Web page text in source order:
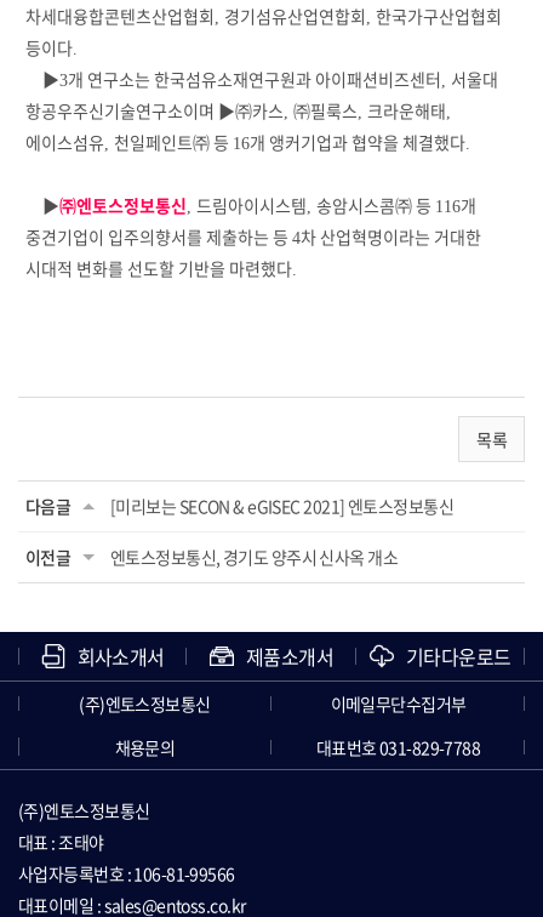
차세대융합콘텐츠산업협회 경기섬유산업연합회 한국가구산업협회
등이다
▶3개 연구소는 한국섬유소재연구원과 아이패션비즈센터 서울대
항공우주신기술연구소이며 ▶㈜카스 ㈜필룩스 크라운해태
에이스섬유 천일페인트㈜등 16개 앵커기업과 협약을 체결했다
▶㈜엔토스정보통신 드림아이시스템 송암시스콤㈜등 116개
중견기업이 입주의향서를 제출하는 등 4차 산업혁명이라는 거대한
시대적 변화를 선도할 기반을 마련했다
목록
다음글 [미리보는 SECON & eGISEC 2021] 엔토스정보통신
이전글 엔토스정보통신, 경기도 양주시 신사옥 개소
회사소개서 제품소개서 기타다운로드
(주)엔토스정보통신
이메일무단수집거부
채용문의
대표번호 031-829-7788
(주)엔토스정보통신
대표 : 조태야
사업자등록번호 : 106-81-99566
대표이메일 : sales@entoss.co.kr